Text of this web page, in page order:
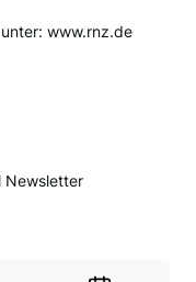
www.rnz.de
Newsletter